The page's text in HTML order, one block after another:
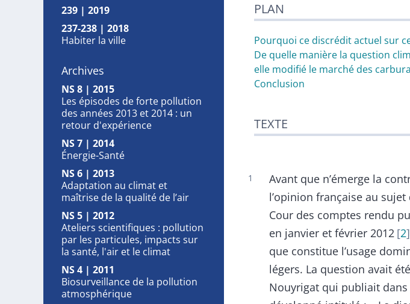
239 | 2019
237-238 | 2018
Habiter la ville
Archives
NS 8 | 2015
Les épisodes de forte pollution
des années 2013 et 2014 : un
retour d'expérience
NS 7 | 2014
Énergie-Santé
NS 6 | 2013
Adaptation au climat et
maîtrise de la qualité de l’air
NS 5 | 2012
Ateliers scientifiques : pollution
par les particules, impacts sur
la santé, l'air et le climat
NS 4 | 2011
Biosurveillance de la pollution
atmosphérique
Texte
Notes
Citer cet article
Auteurs
PLAN
Pourquoi ce discrédit actuel sur
De quelle manière la question
elle modifié le marché des
Conclusion
TEXTE
Avant que n’émerge la
l’opinion française au sujet
Cour des comptes rendu
en janvier et février 2012 2
que constitue l’usage
légers. La question avait
Nouyrigat qui publiait dans